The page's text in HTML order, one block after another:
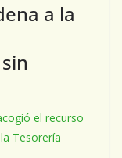
a la
el recurso
Tesorería